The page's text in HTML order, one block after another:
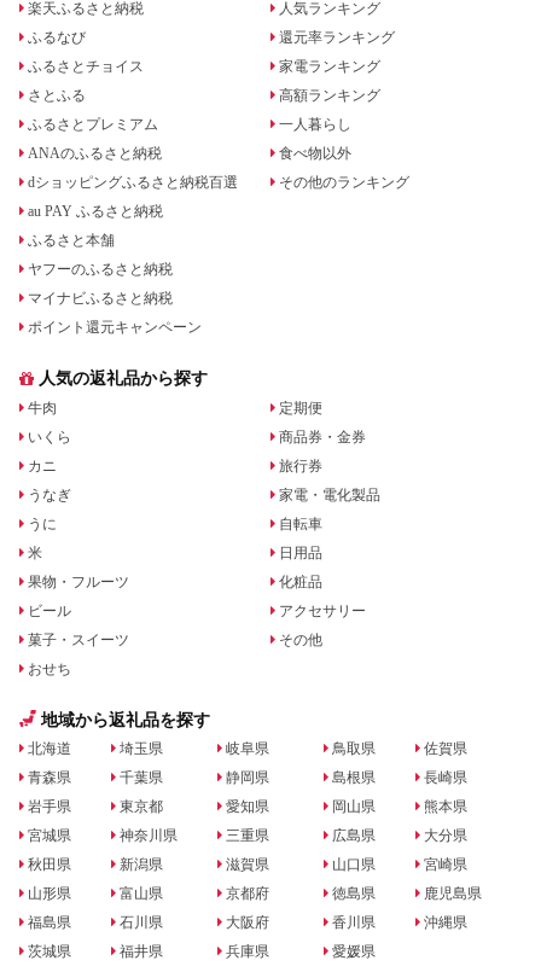
楽天ふるさと納税
ふるなび
ふるさとチョイス
さとふる
ふるさとプレミアム
ANAのふるさと納税
dショッピングふるさと納税百選
au PAY ふるさと納税
ふるさと本舗
ヤフーのふるさと納税
マイナビふるさと納税
ポイント還元キャンペーン
人気ランキング
還元率ランキング
家電ランキング
高額ランキング
一人暮らし
食べ物以外
その他のランキング
人気の返礼品から探す
牛肉
いくら
カニ
うなぎ
うに
米
果物・フルーツ
ビール
菓子・スイーツ
おせち
定期便
商品券・金券
旅行券
家電・電化製品
自転車
日用品
化粧品
アクセサリー
その他
地域から返礼品を探す
北海道
青森県
岩手県
宮城県
秋田県
山形県
福島県
茨城県
埼玉県
千葉県
東京都
神奈川県
新潟県
富山県
石川県
福井県
岐阜県
静岡県
愛知県
三重県
滋賀県
京都府
大阪府
兵庫県
鳥取県
島根県
岡山県
広島県
山口県
徳島県
香川県
愛媛県
佐賀県
長崎県
熊本県
大分県
宮崎県
鹿児島県
沖縄県